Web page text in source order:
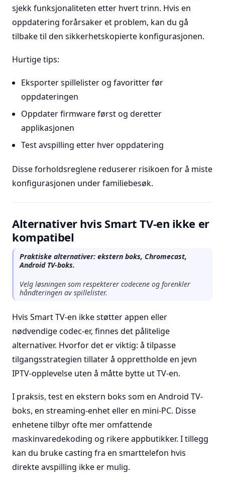
sjekk funksjonaliteten etter hvert trinn. Hvis en
oppdatering forårsaker et problem, kan du gå
tilbake til den sikkerhetskopierte konfigurasjonen.
Hurtige tips:
Eksporter spillelister og favoritter før
oppdateringen
Oppdater firmware først og deretter
applikasjonen
Test avspilling etter hver oppdatering
Disse forholdsreglene reduserer risikoen for å miste
konfigurasjonen under familiebesøk.
Alternativer hvis Smart TV-en ikke er
kompatibel
Praktiske alternativer: ekstern boks, Chromecast,
Android TV-boks.
Velg løsningen som respekterer codecene og forenkler
håndteringen av spillelister.
Hvis Smart TV-en ikke støtter appen eller
nødvendige codec-er, finnes det pålitelige
alternativer. Hvorfor det er viktig: å tilpasse
tilgangsstrategien tillater å opprettholde en jevn
IPTV-opplevelse uten å måtte bytte ut TV-en.
I praksis, test en ekstern boks som en Android TV-
boks, en streaming-enhet eller en mini-PC. Disse
enhetene tilbyr ofte mer omfattende
maskinvaredekoding og rikere appbutikker. I tillegg
kan du bruke casting fra en smarttelefon hvis
direkte avspilling ikke er mulig.